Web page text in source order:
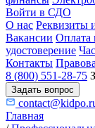
Войти в СДО
О нас Реквизиты
Вакансии Оплата
удостоверение
Контакты
8 (800) 551-28-75
Задать вопрос
Главная